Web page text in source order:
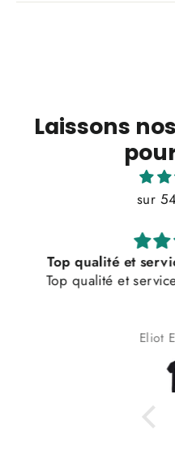
Laissons
sur
Top qualité et
Top qualité et
Eliot